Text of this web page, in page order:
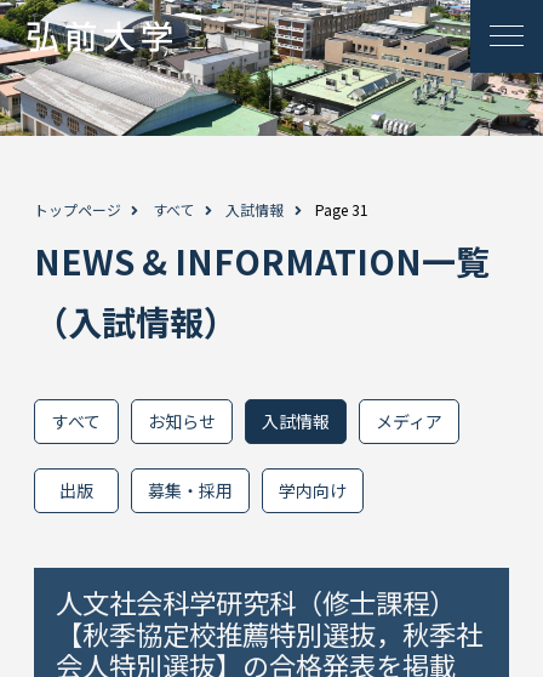
トップページ すべて 入試情報 Page 31
NEWS & INFORMATION一覧
（入試情報）
すべて お知らせ 入試情報 メディア
出版 募集・採用 学内向け
人文社会科学研究科（修士課程）
【秋季協定校推薦特別選抜，秋季社
会人特別選抜】の合格発表を掲載